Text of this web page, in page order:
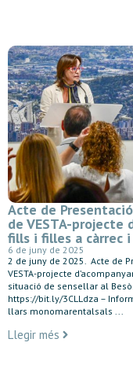
Acte de
de VESTA-projecte
fills i filles a càrrec
6 de juny de 2025
2 de juny de 2025. Acte de
VESTA-projecte
situació de sensellar al
https://bit.ly/3CLLdza –
llars monomarentalsals ...
Llegir més